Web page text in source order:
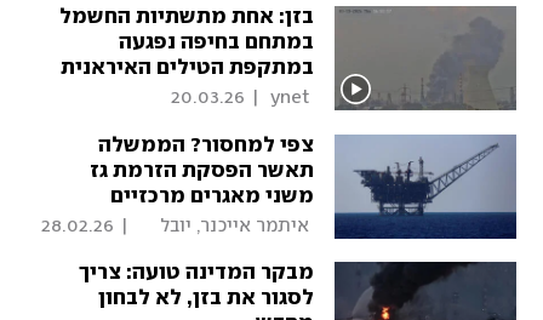
בזן: אחת מתשתיות החשמל
במתחם בחיפה נפגעה
במתקפת הטילים האיראנית
אתמול
20.03.26
צפי למחסור? הממשלה
תאשר הפסקת הזרמת גז
משני מאגרים מרכזיים
28.02.26
מבקר המדינה טועה: צריך
לסגור את בזן, לא לבחון